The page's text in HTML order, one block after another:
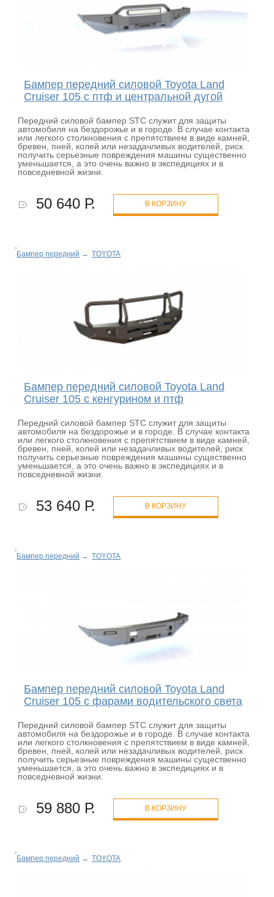
Бампер передний силовой Toyota Land
Cruiser 105 с птф и центральной дугой
Передний силовой бампер STC служит для защиты
автомобиля на бездорожье и в городе. В случае контакта
или легкого столкновения с препятствием в виде камней,
бревен, пней, колей или незадачливых водителей, риск
получить серьезные повреждения машины существенно
уменьшается, а это очень важно в экспедициях и в
повседневной жизни.
50 640 Р. В КОРЗИНУ
Бампер передний → TOYOTA
Бампер передний силовой Toyota Land
Cruiser 105 с кенгурином и птф
Передний силовой бампер STC служит для защиты
автомобиля на бездорожье и в городе. В случае контакта
или легкого столкновения с препятствием в виде камней,
бревен, пней, колей или незадачливых водителей, риск
получить серьезные повреждения машины существенно
уменьшается, а это очень важно в экспедициях и в
повседневной жизни.
53 640 Р. В КОРЗИНУ
Бампер передний → TOYOTA
Бампер передний силовой Toyota Land
Cruiser 105 с фарами водительского света
Передний силовой бампер STC служит для защиты
автомобиля на бездорожье и в городе. В случае контакта
или легкого столкновения с препятствием в виде камней,
бревен, пней, колей или незадачливых водителей, риск
получить серьезные повреждения машины существенно
уменьшается, а это очень важно в экспедициях и в
повседневной жизни.
59 880 Р. В КОРЗИНУ
Бампер передний → TOYOTA